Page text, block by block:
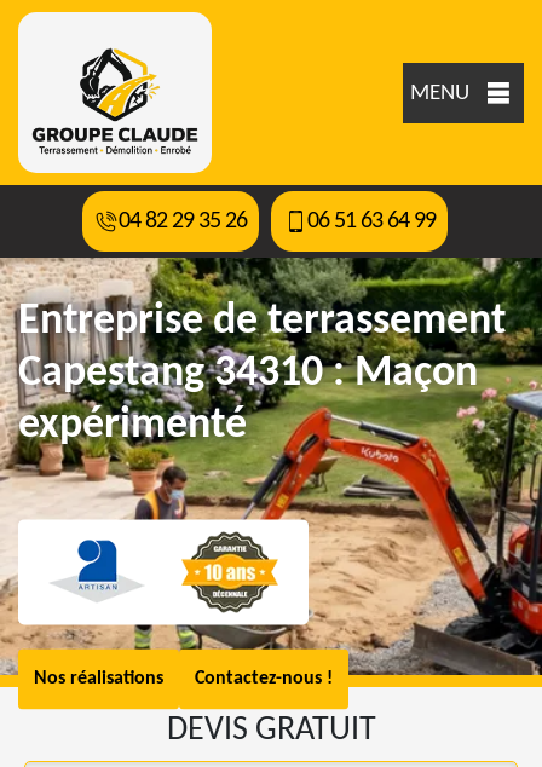
MENU
04 82 29 35 26 06 51 63 64 99
Entreprise de terrassement
Capestang 34310 : Maçon
expérimenté
Nos réalisations Contactez-nous !
DEVIS GRATUIT